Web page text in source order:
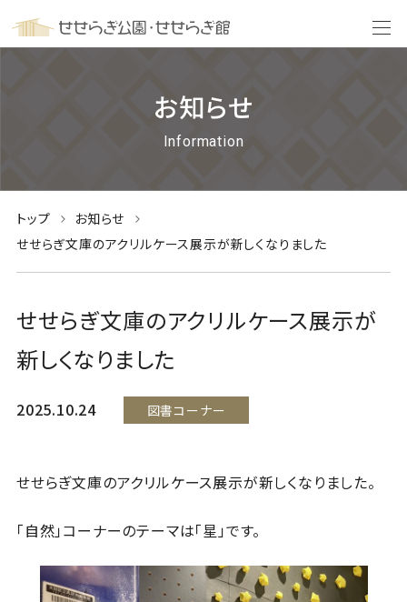
お知らせ
Information
トップ
お知らせ
せせらぎ文庫のアクリルケース展示が新しくなりました
せせらぎ文庫のアクリルケース展示が
新しくなりました
2025.10.24 図書コーナー
せせらぎ文庫のアクリルケース展示が新しくなりました。
「自然」コーナーのテーマは「星」です。